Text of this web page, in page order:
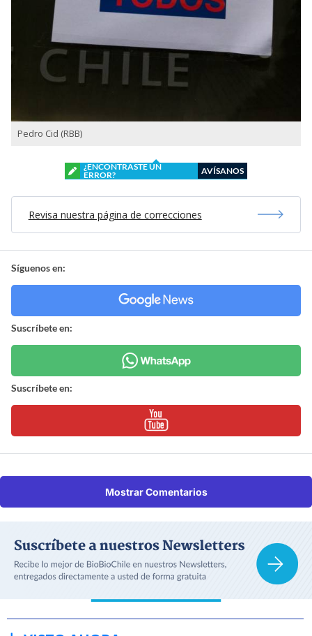
Pedro Cid (RBB)
¿ENCONTRASTE UN
ERROR?
AVÍSANOS
Revisa nuestra página de correcciones
Síguenos en:
Suscríbete en:
Suscríbete en:
Mostrar Comentarios